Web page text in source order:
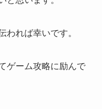
われば幸いです。
ゲーム攻略に励んで